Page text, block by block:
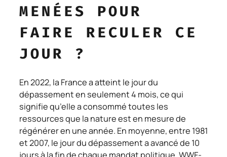
MENÉES POUR
FAIRE RECULER CE
JOUR ?
En 2022, la France a atteint le jour du
dépassement en seulement 4 mois, ce qui
signifie qu’elle a consommé toutes les
ressources que la nature est en mesure de
régénérer en une année. En moyenne, entre 1981
et 2007, le jour du dépassement a avancé de 10